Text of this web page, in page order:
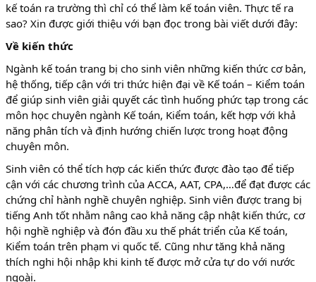
kế toán ra trường thì chỉ có thể làm kế toán viên. Thực tế ra
sao? Xin được giới thiệu với bạn đọc trong bài viết dưới đây:
Về kiến thức
Ngành kế toán trang bị cho sinh viên những kiến thức cơ bản,
hệ thống, tiếp cận với tri thức hiện đại về Kế toán – Kiểm toán
để giúp sinh viên giải quyết các tình huống phức tạp trong các
môn học chuyên ngành Kế toán, Kiểm toán, kết hợp với khả
năng phân tích và định hướng chiến lược trong hoạt động
chuyên môn.
Sinh viên có thể tích hợp các kiến thức được đào tạo để tiếp
cận với các chương trình của ACCA, AAT, CPA,…để đạt được các
chứng chỉ hành nghề chuyên nghiệp. Sinh viên được trang bị
tiếng Anh tốt nhằm nâng cao khả năng cập nhật kiến thức, cơ
hội nghề nghiệp và đón đầu xu thế phát triển của Kế toán,
Kiểm toán trên phạm vi quốc tế. Cũng như tăng khả năng
thích nghi hội nhập khi kinh tế được mở cửa tự do với nước
ngoài.